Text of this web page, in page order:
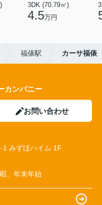
3DK (70.79㎡)
4.5万円
福俵駅 カーサ福俵
カンパニー
お問い合わせ
1 みずほハイム 1F
、年末年始